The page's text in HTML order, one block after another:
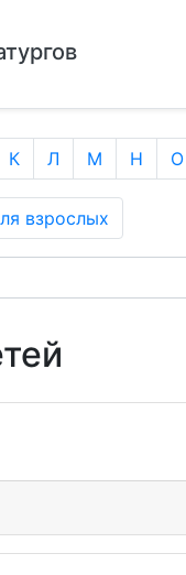
К Л М Н О
взрослых